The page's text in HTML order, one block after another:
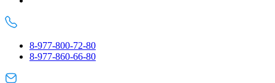
8-977-800-72-80
8-977-860-66-80